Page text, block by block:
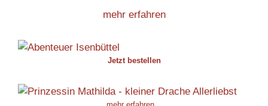
mehr erfahren
Jetzt bestellen